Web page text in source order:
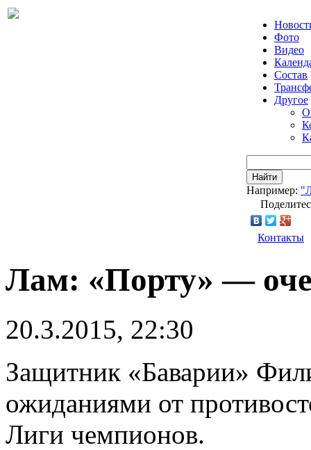
Фото
Видео
Состав
Другое
О
Найти
Например:
Контакты
Лам: «Порту» —
20.3.2015, 22:30
Защитник «Баварии»
ожиданиями от
Лиги чемпионов.